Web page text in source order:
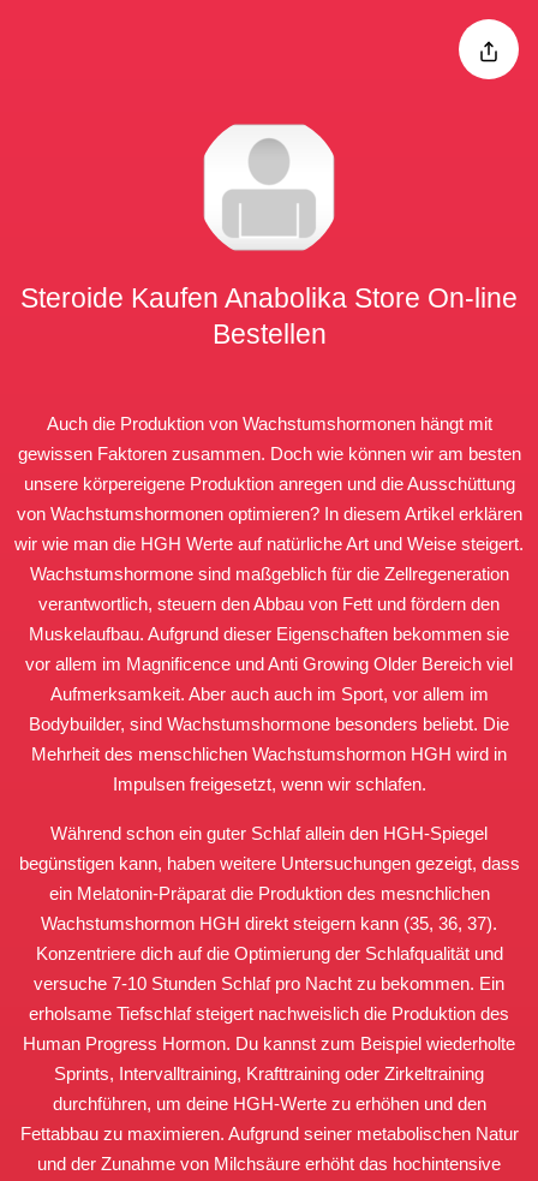
Steroide Kaufen Anabolika Store On-line
Bestellen
Auch die Produktion von Wachstumshormonen hängt mit
gewissen Faktoren zusammen. Doch wie können wir am besten
unsere körpereigene Produktion anregen und die Ausschüttung
von Wachstumshormonen optimieren? In diesem Artikel erklären
wir wie man die HGH Werte auf natürliche Art und Weise steigert.
Wachstumshormone sind maßgeblich für die Zellregeneration
verantwortlich, steuern den Abbau von Fett und fördern den
Muskelaufbau. Aufgrund dieser Eigenschaften bekommen sie
vor allem im Magnificence und Anti Growing Older Bereich viel
Aufmerksamkeit. Aber auch auch im Sport, vor allem im
Bodybuilder, sind Wachstumshormone besonders beliebt. Die
Mehrheit des menschlichen Wachstumshormon HGH wird in
Impulsen freigesetzt, wenn wir schlafen.
Während schon ein guter Schlaf allein den HGH-Spiegel
begünstigen kann, haben weitere Untersuchungen gezeigt, dass
ein Melatonin-Präparat die Produktion des mesnchlichen
Wachstumshormon HGH direkt steigern kann (35, 36, 37).
Konzentriere dich auf die Optimierung der Schlafqualität und
versuche 7-10 Stunden Schlaf pro Nacht zu bekommen. Ein
erholsame Tiefschlaf steigert nachweislich die Produktion des
Human Progress Hormon. Du kannst zum Beispiel wiederholte
Sprints, Intervalltraining, Krafttraining oder Zirkeltraining
durchführen, um deine HGH-Werte zu erhöhen und den
Fettabbau zu maximieren. Aufgrund seiner metabolischen Natur
und der Zunahme von Milchsäure erhöht das hochintensive